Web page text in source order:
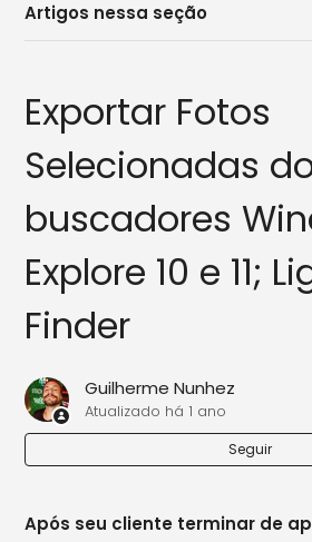
Artigos nessa seção
Como exportar do Proof para o
Exportar Fotos
Selecionadas
buscadores
Explore 10 e 11;
Finder
Guilherme Nunhez
Atualizado há 1 ano
Seguir
Após seu cliente terminar de